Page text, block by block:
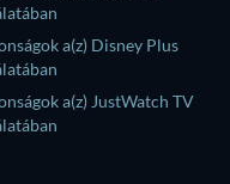
a(z) Disney Plus
a(z) JustWatch TV